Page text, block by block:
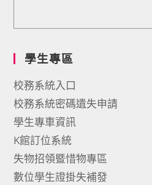
學生專區
校務系統入口
校務系統密碼遺失申請
學生專車資訊
K館訂位系統
失物招領暨惜物專區
數位學生證掛失補發